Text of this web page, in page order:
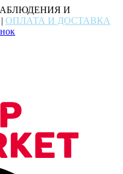
И
| ОПЛАТА И ДОСТАВКА